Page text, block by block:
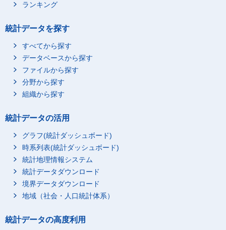
ランキング
統計データを探す
すべてから探す
データベースから探す
ファイルから探す
分野から探す
組織から探す
統計データの活用
グラフ(統計ダッシュボード)
時系列表(統計ダッシュボード)
統計地理情報システム
統計データダウンロード
境界データダウンロード
地域（社会・人口統計体系）
統計データの高度利用